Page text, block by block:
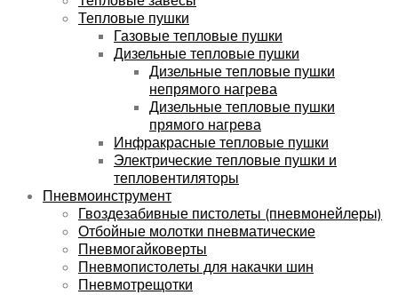
Тепловые пушки
Газовые тепловые пушки
Дизельные тепловые пушки
Дизельные тепловые пушки
непрямого нагрева
Дизельные тепловые пушки
прямого нагрева
Инфракрасные тепловые пушки
Электрические тепловые пушки и
тепловентиляторы
Пневмоинструмент
Гвоздезабивные пистолеты (пневмонейлеры)
Отбойные молотки пневматические
Пневмогайковерты
Пневмопистолеты для накачки шин
Пневмотрещотки